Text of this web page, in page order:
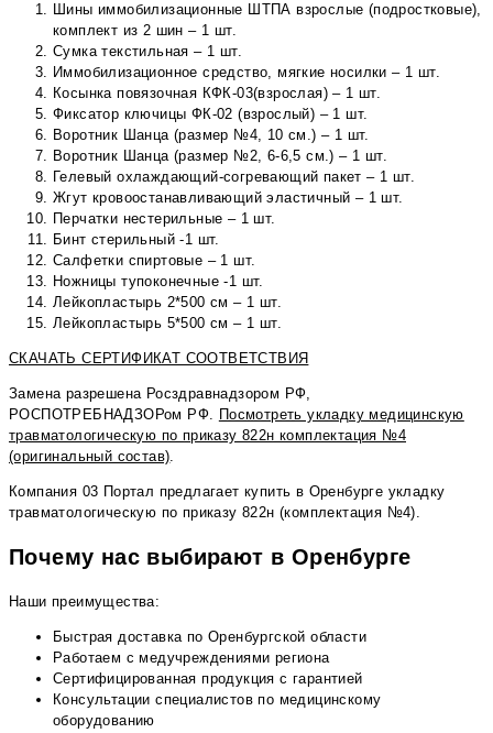
Шины иммобилизационные ШТПА взрослые (подростковые),
комплект из 2 шин – 1 шт.
Сумка текстильная – 1 шт.
Иммобилизационное средство, мягкие носилки – 1 шт.
Косынка повязочная КФК-03(взрослая) – 1 шт.
Фиксатор ключицы ФК-02 (взрослый) – 1 шт.
Воротник Шанца (размер №4, 10 см.) – 1 шт.
Воротник Шанца (размер №2, 6-6,5 см.) – 1 шт.
Гелевый охлаждающий-согревающий пакет – 1 шт.
Жгут кровоостанавливающий эластичный – 1 шт.
Перчатки нестерильные – 1 шт.
Бинт стерильный -1 шт.
Салфетки спиртовые – 1 шт.
Ножницы тупоконечные -1 шт.
Лейкопластырь 2*500 см – 1 шт.
Лейкопластырь 5*500 см – 1 шт.
СКАЧАТЬ СЕРТИФИКАТ СООТВЕТСТВИЯ
Замена разрешена Росздравнадзором РФ,
РОСПОТРЕБНАДЗОРом РФ. Посмотреть укладку медицинскую
травматологическую по приказу 822н комплектация №4
(оригинальный состав).
Компания 03 Портал предлагает купить в Оренбурге укладку
травматологическую по приказу 822н (комплектация №4).
Почему нас выбирают в Оренбурге
Наши преимущества:
Быстрая доставка по Оренбургской области
Работаем с медучреждениями региона
Сертифицированная продукция с гарантией
Консультации специалистов по медицинскому
оборудованию